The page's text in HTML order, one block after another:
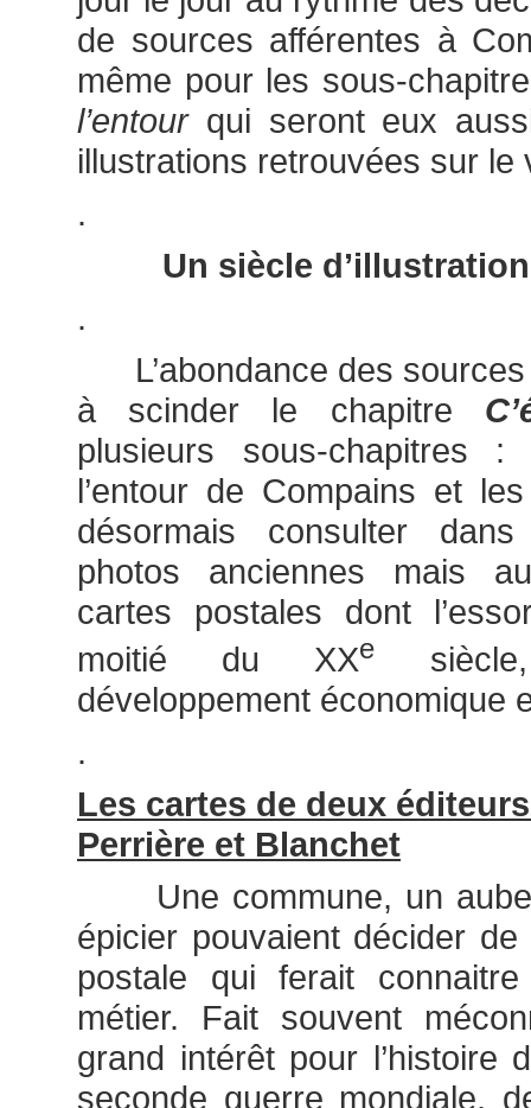
de sources afférentes à
même pour les sous-
l’entourqui seront eux
illustrations retrouvées sur le
.
Un siècle
.
L’abondance des sources
à scinder le chapitre
plusieurs sous-chapitres
l’entour de Compains et
désormais consulter
photos anciennes mais
cartes postales dont
moitié du XXe
développement économique
.
Les cartes de deux
Perrière et Blanchet
Une commune, un
épicier pouvaient décider
postale qui ferait
métier. Fait souvent
grand intérêt pour l’histoire
seconde guerre mondiale,